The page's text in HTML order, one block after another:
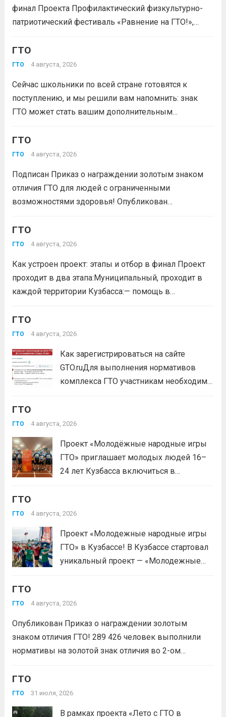
финал Проекта Профилактический физкультурно-
патриотический фестиваль «Равнение на ГТО!»,
Первых-2026».В мероприятии примут участие
победители муниципального этапа проектной
Кузбасса.Состав команды 6 человек, 3 участника
из...Читать дальше
ГТО
ГТО 4 августа, 2026
Сейчас школьники по всей стране готовятся к
поступлению, и мы решили вам напомнить: знак
ГТО может стать вашим дополнительным
Многие университеты начисляют абитуриентам
баллы за индивидуальные достижения — и знак
ГТО
ГТО 4 августа, 2026
Подписан Приказ о награждении золотым знаком
отличия ГТО для людей с ограниченными
возможностями здоровья! Опубликован
Российской Федерации № 229 НГ от 22 июля 2026
года. Документ утверждает список граждан,
Всероссийского физкультурно-спортивного
комплекса...Читать дальше
ГТО
ГТО 4 августа, 2026
Как устроен проект: этапы и отбор в финал Проект
проходит в два этапа:Муниципальный, проходит в
каждой территории Кузбасса:— помощь в
класс по правильной технике выполнения
нормативов комплекса ГТО;— тренировочные
Читать дальше
ГТО
ГТО 4 августа, 2026
Как зарегистрироваться на сайте
GTO.ruДля выполнения нормативов
комплекса ГТО участникам необходимо
выбери своё муниципальное
приходи на площадку. Возьми
документ, удостоверяющий личность,
удобную спортивную форму и воду. На
ГТО
ГТО 4 августа, 2026
Проект «Молодёжные народные игры
ГТО» приглашает молодых людей 16–
24 лет Кузбасса включиться в
муниципальных и регионального
нормативы комплекса ГТО сочетаются
с народными играми, силовыми шоу и
инновационными надувными
ГТО
ГТО 4 августа, 2026
Проект «Молодежные народные игры
ГТО» в Кузбассе! В Кузбассе стартовал
уникальный проект — «Молодежные
молодежных проектов среди
1сезон»! Проект направлен на
популяризацию Всероссийского
физкультурно-спортивного комплекса
ГТО
ГТО 4 августа, 2026
Опубликован Приказ о награждении золотым
знаком отличия ГТО! 289 426 человек выполнили
нормативы на золотой знак отличия во 2-ом
млн человек по всей стране проверили свои силы в
испытаниях ГТО. Приказ...
ГТО
ГТО 31 июля, 2026
В рамках проекта «Лето с ГТО в